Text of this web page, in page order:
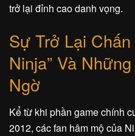
trở lại đỉnh cao danh vọng.
Sự Trở Lại
Ninja” Và
Ngờ
Kể từ khi phần game chính
2012, các fan hâm mộ của